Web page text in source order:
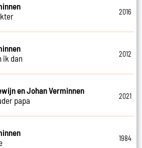
2016
ik dan
2012
en Johan Verminnen
papa
2021
1984